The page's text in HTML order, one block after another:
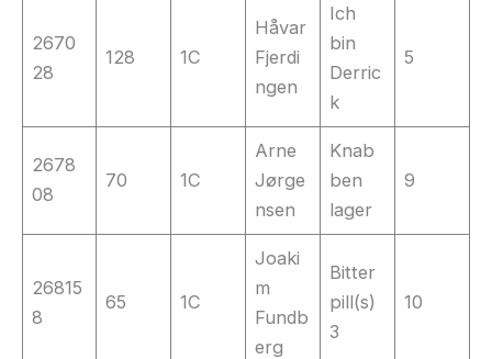
2670
28
128 1C
Håvar
Fjerdi
ngen
Ich
bin
Derric
k
5
2678
08
70 1C
Arne
Jørge
nsen
Knab
ben
lager
9
26815
8
65 1C
Joaki
m
Fundb
erg
Bitter
pill(s)
3
10